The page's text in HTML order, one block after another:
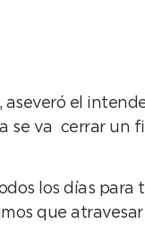
el
se va cerrar un
los días para
que atravesar